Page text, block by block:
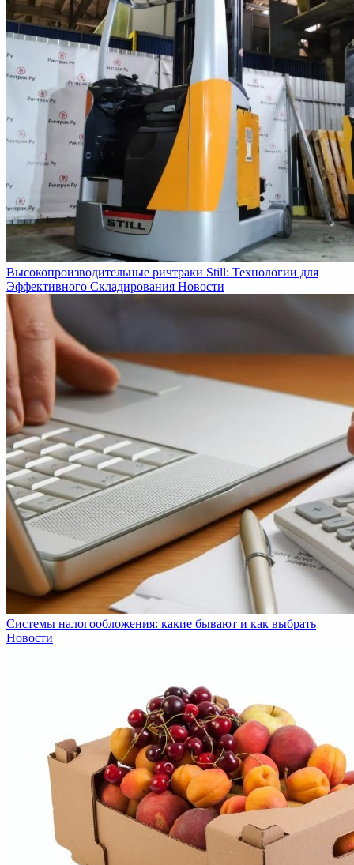
Высокопроизводительные ричтраки Still: Технологии для
Эффективного Складирования Новости
Системы налогообложения: какие бывают и как выбрать
Новости